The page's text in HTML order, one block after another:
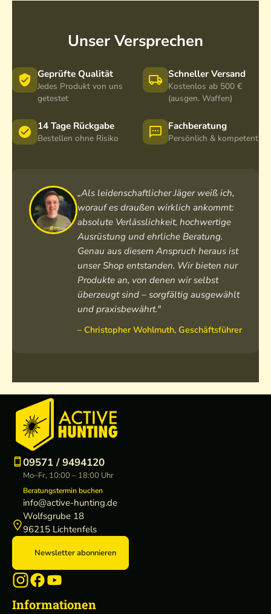
Unser Versprechen
Geprüfte Qualität
Jedes Produkt von uns
getestet
Schneller Versand
Kostenlos ab 500 €
(ausgen. Waffen)
14 Tage Rückgabe
Bestellen ohne Risiko
Fachberatung
Persönlich & kompetent
„Als leidenschaftlicher Jäger weiß ich,
worauf es draußen wirklich ankommt:
absolute Verlässlichkeit, hochwertige
Ausrüstung und ehrliche Beratung.
Genau aus diesem Anspruch heraus ist
unser Shop entstanden. Wir bieten nur
Produkte an, von denen wir selbst
überzeugt sind – sorgfältig ausgewählt
und praxisbewährt."
– Christopher Wohlmuth, Geschäftsführer
09571 / 9494120
Mo–Fr, 10:00 – 18:00 Uhr
Beratungstermin buchen
info@active-hunting.de
Wolfsgrube 18
96215 Lichtenfels
Newsletter abonnieren
Informationen